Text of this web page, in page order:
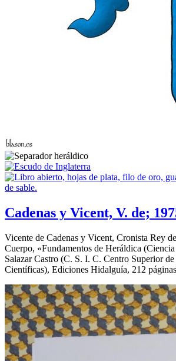
Cadenas y Vicent, V. de;
Vicente de Cadenas y Vicent, Cronista Rey
Cuerpo, «Fundamentos de Heráldica
Salazar Castro (C. S. I. C. Centro Superior
Científicas), Ediciones Hidalguía, 212